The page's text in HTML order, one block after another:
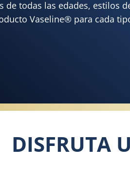
de todas las edades, estilos
Vaseline® para cada
DISFRUTA